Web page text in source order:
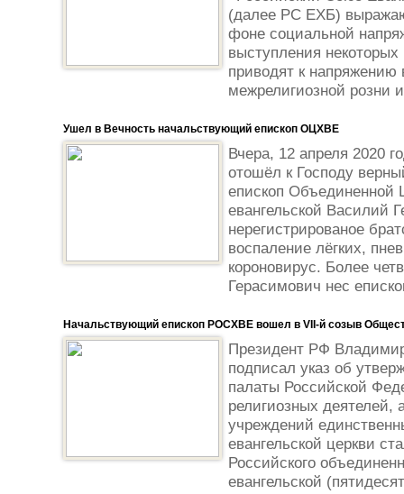
(далее РС ЕХБ)
фоне социальной
выступления
приводят к
межрелигиозной розни
Ушел в Вечность начальствующий епископ ОЦХВЕ
Вчера, 12 апреля 2020
отошёл к Господу
епископ Объединенной
евангельской Василий
нерегистрированое
воспаление лёгких,
короновирус. Более
Герасимович нес
Начальствующий епископ РОСХВЕ вошел в VII-й созыв
Президент РФ
подписал указ об
палаты Российской
религиозных деятелей,
учреждений
евангельской церкви
Российского
евангельской